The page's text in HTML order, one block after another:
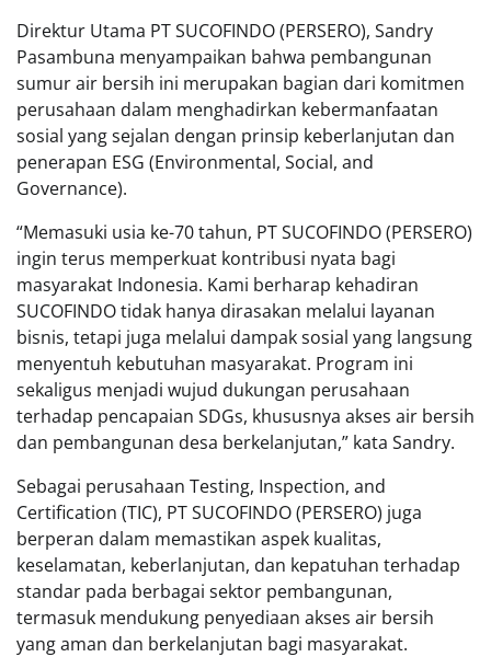
Direktur Utama PT SUCOFINDO (PERSERO), Sandry
Pasambuna menyampaikan bahwa pembangunan
sumur air bersih ini merupakan bagian dari komitmen
perusahaan dalam menghadirkan kebermanfaatan
sosial yang sejalan dengan prinsip keberlanjutan dan
penerapan ESG (Environmental, Social, and
Governance).
“Memasuki usia ke-70 tahun, PT SUCOFINDO (PERSERO)
ingin terus memperkuat kontribusi nyata bagi
masyarakat Indonesia. Kami berharap kehadiran
SUCOFINDO tidak hanya dirasakan melalui layanan
bisnis, tetapi juga melalui dampak sosial yang langsung
menyentuh kebutuhan masyarakat. Program ini
sekaligus menjadi wujud dukungan perusahaan
terhadap pencapaian SDGs, khususnya akses air bersih
dan pembangunan desa berkelanjutan,” kata Sandry.
Sebagai perusahaan Testing, Inspection, and
Certification (TIC), PT SUCOFINDO (PERSERO) juga
berperan dalam memastikan aspek kualitas,
keselamatan, keberlanjutan, dan kepatuhan terhadap
standar pada berbagai sektor pembangunan,
termasuk mendukung penyediaan akses air bersih
yang aman dan berkelanjutan bagi masyarakat.